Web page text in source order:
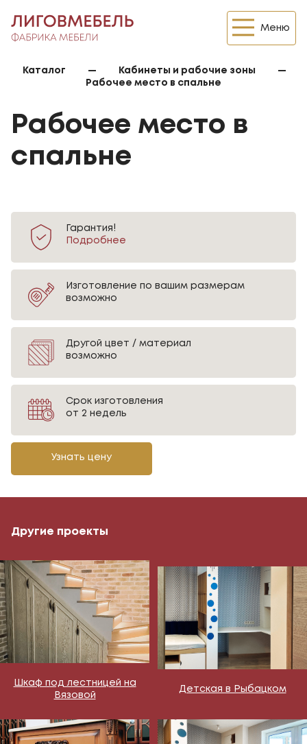
Меню
Каталог — Кабинеты и рабочие зоны
—
Рабочее место в спальне
Рабочее место в
спальне
Гарантия!
Подробнее
Изготовление по вашим размерам
возможно
Другой цвет / материал
возможно
Срок изготовления
от 2 недель
Узнать цену
Другие проекты
Шкаф под лестницей на
Вязовой
Детская в Рыбацком